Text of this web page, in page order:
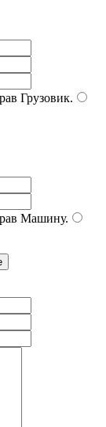
Грузовик.
Машину.